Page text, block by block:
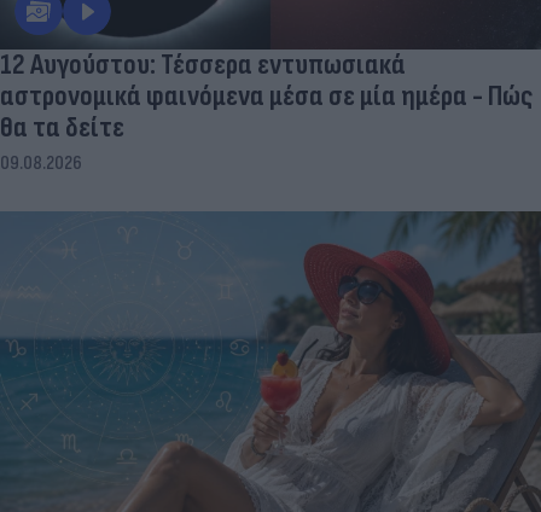
12 Αυγούστου: Τέσσερα εντυπωσιακά
αστρονομικά φαινόμενα μέσα σε μία ημέρα - Πώς
θα τα δείτε
09.08.2026